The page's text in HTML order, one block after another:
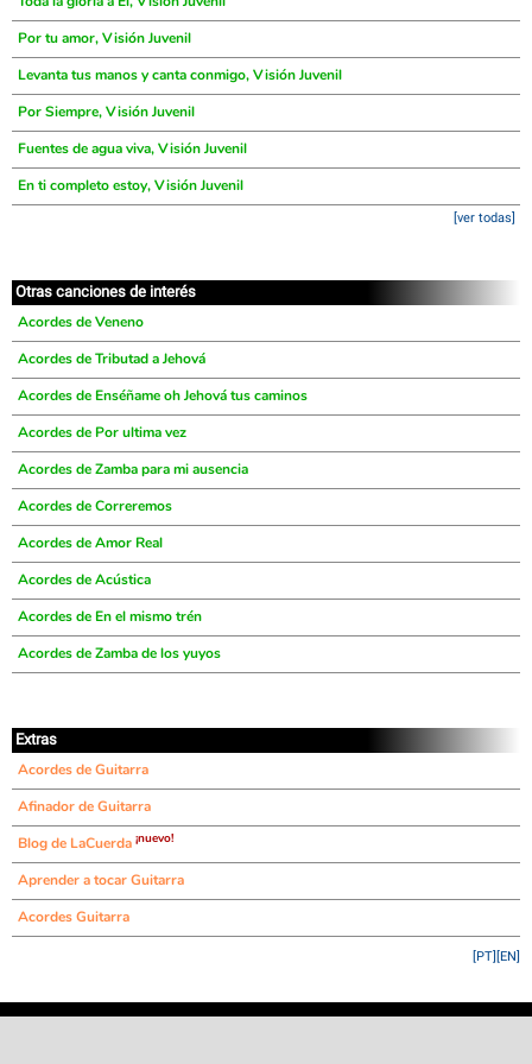
Por tu amor, Visión Juvenil
Levanta tus manos y canta conmigo, Visión Juvenil
Por Siempre, Visión Juvenil
Fuentes de agua viva, Visión Juvenil
En ti completo estoy, Visión Juvenil
[ver todas]
Otras canciones de interés
Acordes de Veneno
Acordes de Tributad a Jehová
Acordes de Enséñame oh Jehová tus caminos
Acordes de Por ultima vez
Acordes de Zamba para mi ausencia
Acordes de Correremos
Acordes de Amor Real
Acordes de Acústica
Acordes de En el mismo trén
Acordes de Zamba de los yuyos
Extras
Acordes de Guitarra
Afinador de Guitarra
Blog de LaCuerda ¡nuevo!
Aprender a tocar Guitarra
Acordes Guitarra
[EN]
[PT]